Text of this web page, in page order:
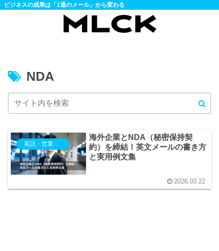
ビジネスの成果は「1通のメール」から変わる
NDA
英語・営業・提案
海外企業とNDA（秘密保持契
約）を締結！英文メールの書き方
と実用例文集
2026.03.22